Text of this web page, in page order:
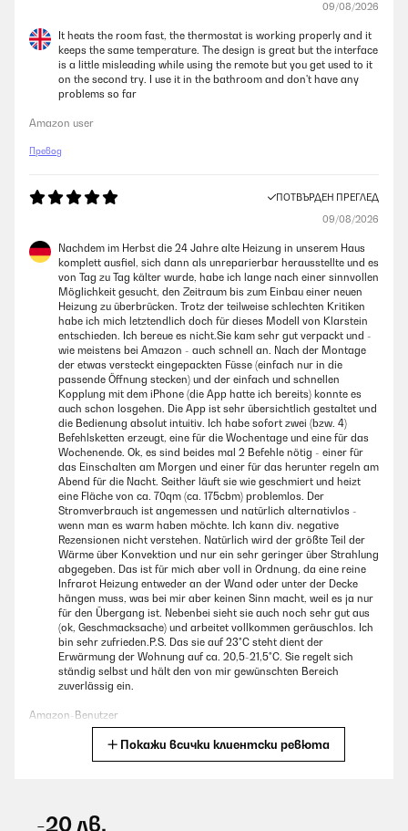
09/08/2026
It heats the room fast, the thermostat is working properly and it
keeps the same temperature. The design is great but the interface
is a little misleading while using the remote but you get used to it
on the second try. I use it in the bathroom and don't have any
problems so far
Amazon user
Превод
ПОТВЪРДЕН ПРЕГЛЕД
09/08/2026
Nachdem im Herbst die 24 Jahre alte Heizung in unserem Haus
komplett ausfiel, sich dann als unreparierbar herausstellte und es
von Tag zu Tag kälter wurde, habe ich lange nach einer sinnvollen
Möglichkeit gesucht, den Zeitraum bis zum Einbau einer neuen
Heizung zu überbrücken. Trotz der teilweise schlechten Kritiken
habe ich mich letztendlich doch für dieses Modell von Klarstein
entschieden. Ich bereue es nicht.Sie kam sehr gut verpackt und -
wie meistens bei Amazon - auch schnell an. Nach der Montage
der etwas versteckt eingepackten Füsse (einfach nur in die
passende Öffnung stecken) und der einfach und schnellen
Kopplung mit dem iPhone (die App hatte ich bereits) konnte es
auch schon losgehen. Die App ist sehr übersichtlich gestaltet und
die Bedienung absolut intuitiv. Ich habe sofort zwei (bzw. 4)
Befehlsketten erzeugt, eine für die Wochentage und eine für das
Wochenende. Ok, es sind beides mal 2 Befehle nötig - einer für
das Einschalten am Morgen und einer für das herunter regeln am
Abend für die Nacht. Seither läuft sie wie geschmiert und heizt
eine Fläche von ca. 70qm (ca. 175cbm) problemlos. Der
Stromverbrauch ist angemessen und natürlich alternativlos -
wenn man es warm haben möchte. Ich kann div. negative
Rezensionen nicht verstehen. Natürlich wird der größte Teil der
Wärme über Konvektion und nur ein sehr geringer über Strahlung
abgegeben. Das ist für mich aber voll in Ordnung, da eine reine
Infrarot Heizung entweder an der Wand oder unter der Decke
hängen muss, was bei mir aber keinen Sinn macht, weil es ja nur
für den Übergang ist. Nebenbei sieht sie auch noch sehr gut aus
(ok, Geschmacksache) und arbeitet vollkommen geräuschlos. Ich
bin sehr zufrieden.P.S. Das sie auf 23°C steht dient der
Erwärmung der Wohnung auf ca. 20,5-21,5°C. Sie regelt sich
ständig selbst und hält den von mir gewünschten Bereich
zuverlässig ein.
Amazon-Benutzer
Покажи всички клиентски ревюта
-20 лв.